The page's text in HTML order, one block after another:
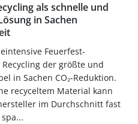
als schnelle und
in Sachen
Feuerfest-
der größte und
in Sachen CO₂-Reduktion.
recyceltem Material kann
im Durchschnitt fast